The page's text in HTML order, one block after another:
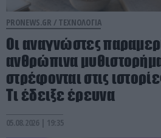
PRONEWS.GR / ΤΕΧΝΟΛΟΓΙΑ
Οι αναγνώστες
ανθρώπινα
στρέφονται στις
Τι έδειξε έρευνα
05.08.2026 | 19:35